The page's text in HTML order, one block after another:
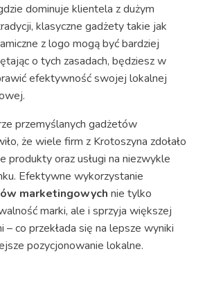
dominuje klientela z dużym
klasyczne gadżety takie jak
z logo mogą być bardziej
o tych zasadach, będziesz w
efektywność swojej lokalnej
przemyślanych gadżetów
że wiele firm z Krotoszyna zdołało
produkty oraz usługi na niezwykle
Efektywne wykorzystanie
marketingowych nie tylko
marki, ale i sprzyja większej
– co przekłada się na lepsze wyniki
pozycjonowanie lokalne.